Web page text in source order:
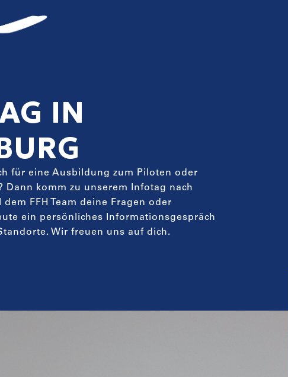
IN
für eine Ausbildung zum Piloten oder
Dann komm zu unserem Infotag nach
FFH Team deine Fragen oder
ein persönliches Informationsgespräch
Wir freuen uns auf dich.